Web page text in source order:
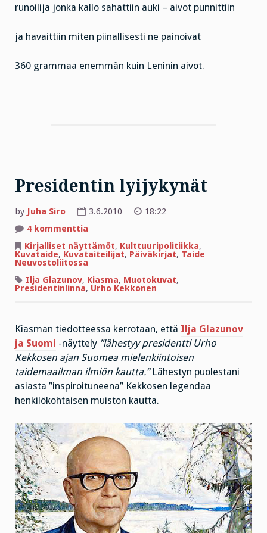
runoilija jonka kallo sahattiin auki – aivot punnittiin
ja havaittiin miten piinallisesti ne painoivat
360 grammaa enemmän kuin Leninin aivot.
Presidentin lyijykynät
by Juha Siro 3.6.2010
18:22
4 kommenttia
lyijykynät
Kirjalliset näyttämöt, Kulttuuripolitiikka,
Kuvataide, Kuvataiteilijat, Päiväkirjat, Taide
Neuvostoliitossa
Ilja Glazunov, Kiasma, Muotokuvat,
Presidentinlinna, Urho Kekkonen
Kiasman tiedotteessa kerrotaan, että Ilja Glazunov
ja Suomi -näyttely ”lähestyy presidentti Urho
Kekkosen ajan Suomea mielenkiintoisen
taidemaailman ilmiön kautta.”Lähestyn puolestani
asiasta ”inspiroituneena” Kekkosen legendaa
henkilökohtaisen muiston kautta.